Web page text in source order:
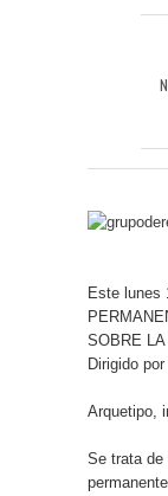
Este lunes
SOBRE
Dirigido
Arquetipo,
Se trata de